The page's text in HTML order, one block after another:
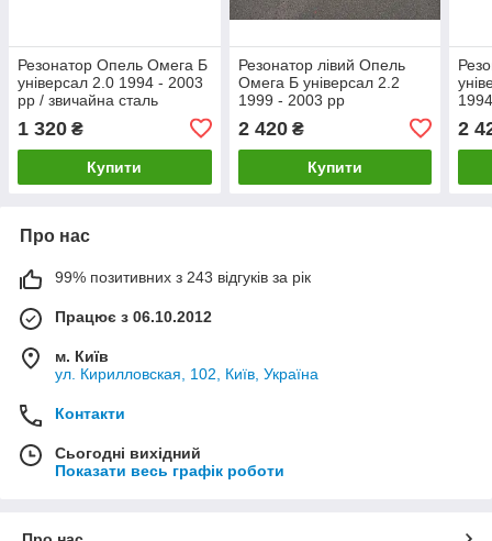
Резонатор Опель Омега Б
універсал 2.0 1994 - 2003
рр / звичайна сталь
1 320 ₴
Купити
Резонатор лівий Опель
Омега Б універсал 2.2
1999 - 2003 рр
2 420₴
Купити
2
Про нас
99% позитивних з 243 відгуків за рік
Працює з 06.10.2012
м. Київ
ул. Кирилловская, 102, Київ, Україна
Контакти
Сьогодні вихідний
Показати весь графік роботи